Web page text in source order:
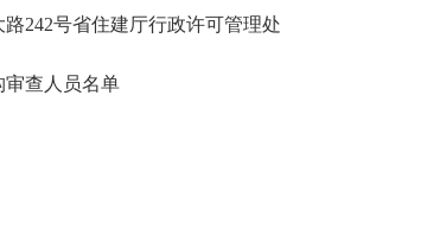
号省住建厅行政许可管理处
查人员名单
房和城
年6